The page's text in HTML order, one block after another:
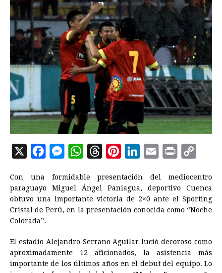
X
e
b
o
k
M
s
s
e
g
e
W
a
t
s
p
p
r
e
a
s
n
t
e
e
s
n
k
e
I
n
a
i
l
i
n
t
p
y
L
n
k
Con una formidable presentación del mediocentro
paraguayo Miguel Ángel Paniagua, deportivo Cuenca
obtuvo una importante victoria de 2×0 ante el Sporting
Cristal de Perú, en la presentación conocida como “Noche
Colorada”.
El estadio Alejandro Serrano Aguilar lució decoroso como
aproximadamente 12 aficionados, la asistencia más
importante de los últimos años en el debut del equipo. Lo